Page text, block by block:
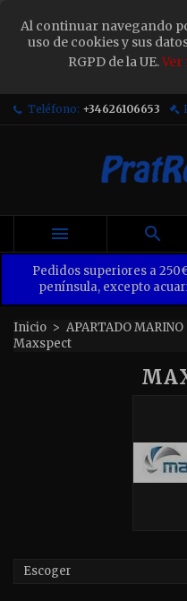
Al continuar navegando
uso de cookies y sus
RGPD de la UE.Ver
Teléfono: +34626106653
 
Pedidos superiores a
península, excepto
Inicio APARTADO MARINO
Maxspect
Escoger
Sign in
You need to be logged
wish list.